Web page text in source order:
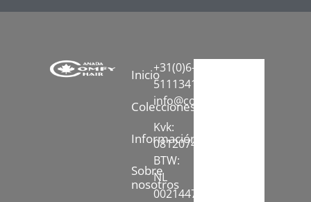
Inicio
Colecciones
Información
Sobre
nosotros
+31(0)6-
51113413
info@comfychair.nl
Kvk:
08120742
BTW:
NL
002144778B71